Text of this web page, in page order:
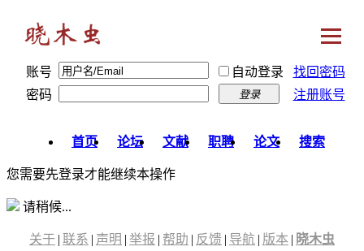
账号 自动登录
找回密码
密码
登录 注册账号
首页 论坛 文献 职聘 论文 搜索
您需要先登录才能继续本操作
请稍候...
关于 | 联系 | 声明 | 举报 | 帮助 | 反馈 | 导航 | 版本 | 晓木虫